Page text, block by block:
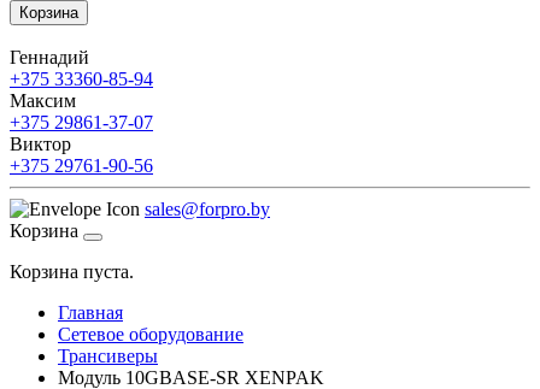
Корзина
Геннадий
+375 33360-85-94
Максим
+375 29861-37-07
Виктор
+375 29761-90-56
sales@forpro.by
Корзина
Корзина пуста.
Главная
Сетевое оборудование
Трансиверы
Модуль 10GBASE-SR XENPAK